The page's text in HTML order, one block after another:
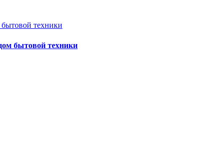
бытовой техники